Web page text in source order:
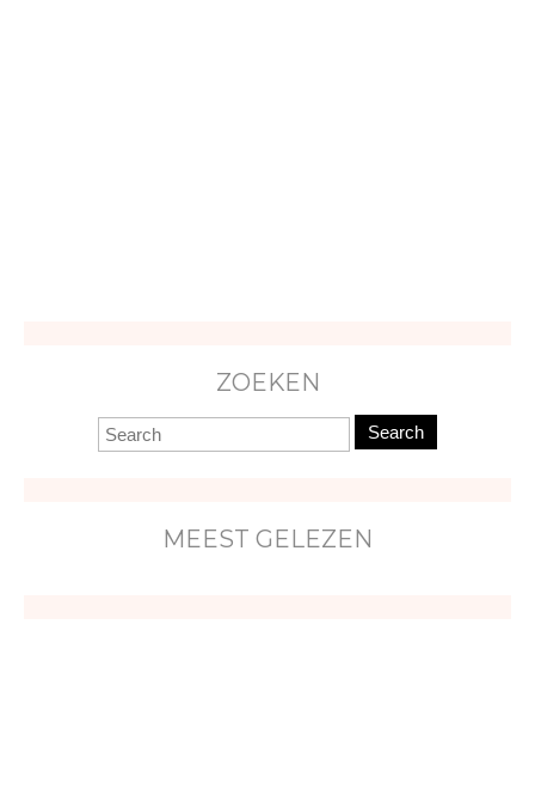
ZOEKEN
Search
MEEST GELEZEN